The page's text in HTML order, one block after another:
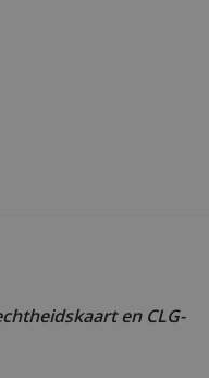
en CLG-